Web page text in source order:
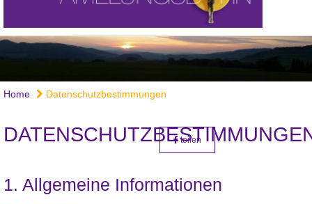
Home Datenschutzbestimmungen
teilen
1. Allgemeine Informationen